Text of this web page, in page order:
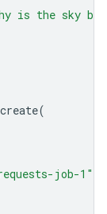
is the sky
create(
job-1"